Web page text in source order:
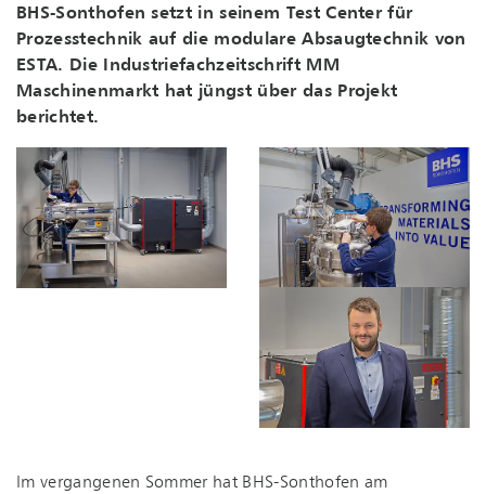
BHS-Sonthofen setzt in seinem Test Center für
Prozesstechnik auf die modulare Absaugtechnik von
ESTA. Die In­dus­trie­fach­zeit­schrift MM
Maschinenmarkt hat jüngst über das Projekt
berichtet.
Im vergangenen Sommer hat BHS-Sonthofen am